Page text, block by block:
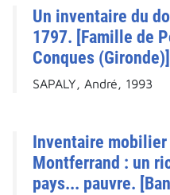
Un inventaire du
1797. [Famille de
Conques
SAPALY, André, 1993
Inventaire mobilier
Montferrand : un
pays... pauvre.